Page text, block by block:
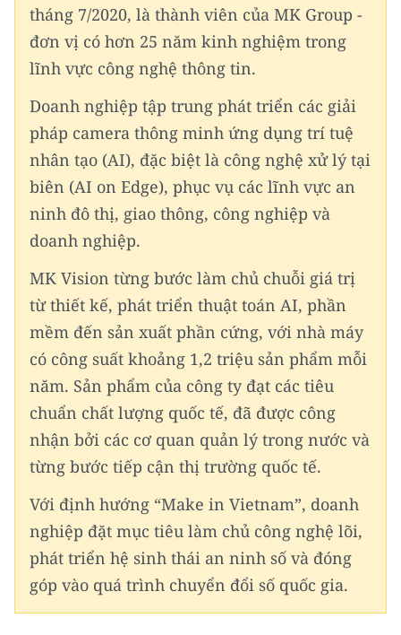
tháng 7/2020, là thành viên của MK Group -
đơn vị có hơn 25 năm kinh nghiệm trong
lĩnh vực công nghệ thông tin.
Doanh nghiệp tập trung phát triển các giải
pháp camera thông minh ứng dụng trí tuệ
nhân tạo (AI), đặc biệt là công nghệ xử lý tại
biên (AI on Edge), phục vụ các lĩnh vực an
ninh đô thị, giao thông, công nghiệp và
doanh nghiệp.
MK Vision từng bước làm chủ chuỗi giá trị
từ thiết kế, phát triển thuật toán AI, phần
mềm đến sản xuất phần cứng, với nhà máy
có công suất khoảng 1,2 triệu sản phẩm mỗi
năm. Sản phẩm của công ty đạt các tiêu
chuẩn chất lượng quốc tế, đã được công
nhận bởi các cơ quan quản lý trong nước và
từng bước tiếp cận thị trường quốc tế.
Với định hướng “Make in Vietnam”, doanh
nghiệp đặt mục tiêu làm chủ công nghệ lõi,
phát triển hệ sinh thái an ninh số và đóng
góp vào quá trình chuyển đổi số quốc gia.